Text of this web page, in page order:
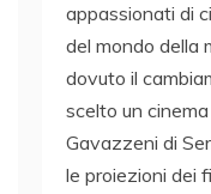
appassionati di
del mondo della
dovuto il
scelto un
Gavazzeni di
le proiezioni dei